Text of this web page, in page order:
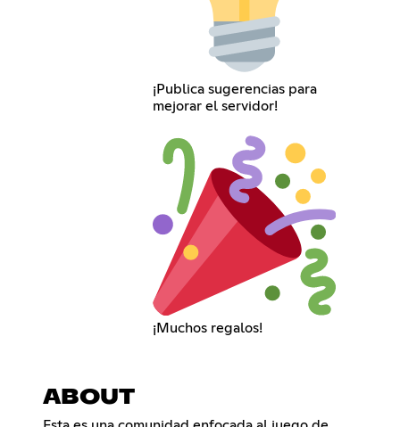
¡Publica sugerencias para
mejorar el servidor!
¡Muchos regalos!
ABOUT